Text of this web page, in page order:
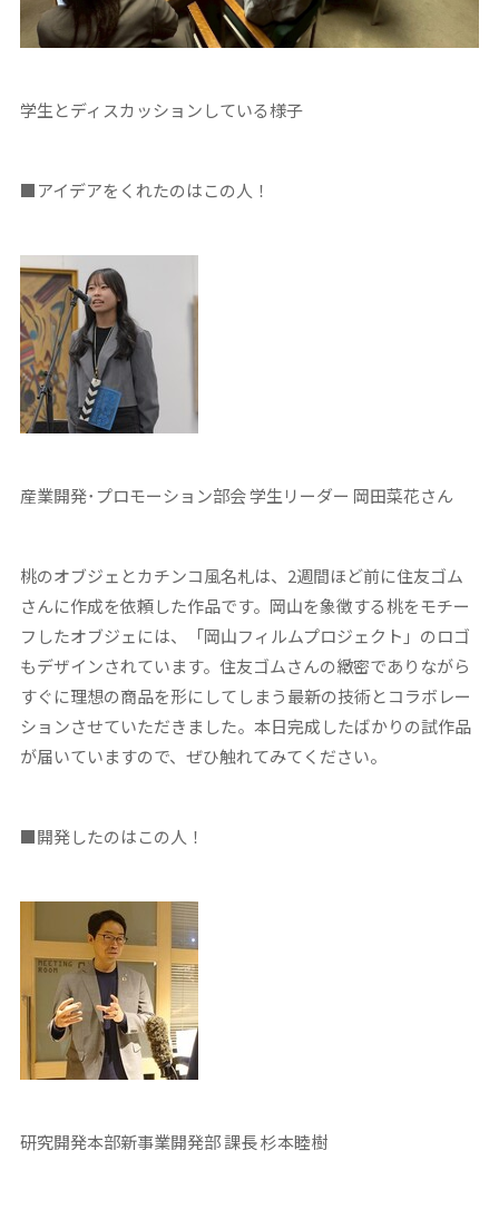
学生とディスカッションしている様子
■アイデアをくれたのはこの人！
産業開発･プロモーション部会 学生リーダー 岡田菜花さん
桃のオブジェとカチンコ風名札は、2週間ほど前に住友ゴム
さんに作成を依頼した作品です。岡山を象徴する桃をモチー
フしたオブジェには、「岡山フィルムプロジェクト」のロゴ
もデザインされています。住友ゴムさんの緻密でありながら
すぐに理想の商品を形にしてしまう最新の技術とコラボレー
ションさせていただきました。本日完成したばかりの試作品
が届いていますので、ぜひ触れてみてください。
■開発したのはこの人！
研究開発本部新事業開発部 課長 杉本睦樹